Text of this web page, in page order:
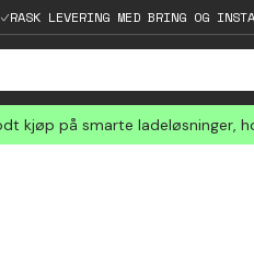
RASK LEVERING MED BRING OG
kjøp på smarte ladeløsninger,